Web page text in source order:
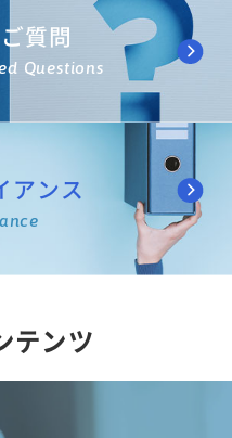
質問
Questions
アンス
テンツ